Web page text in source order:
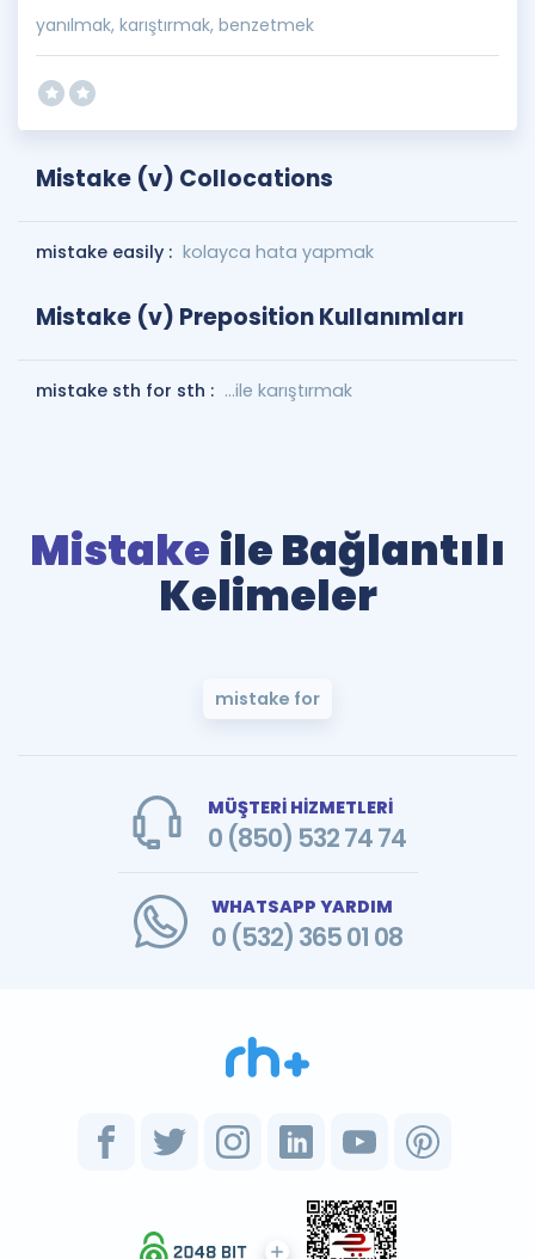
yanılmak, karıştırmak, benzetmek
Mistake (v) Collocations
mistake easily : kolayca hata yapmak
Mistake (v) Preposition Kullanımları
mistake sth for sth : ...ile karıştırmak
Mistake ile Bağlantılı
Kelimeler
mistake for
MÜŞTERİ HİZMETLERİ
0 (850) 532 74 74
WHATSAPP YARDIM
0 (532) 365 01 08